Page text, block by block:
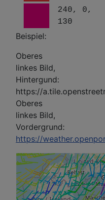
240, 0,
130
Beispiel:
Oberes
linkes Bild,
Hintergund:
https://
Oberes
linkes Bild,
Vordergrund:
https://